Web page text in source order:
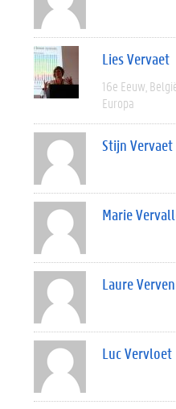
Lies Vervaet
16e Eeuw
Europa
Stijn Vervaet
Marie
Laure
Luc Vervloet